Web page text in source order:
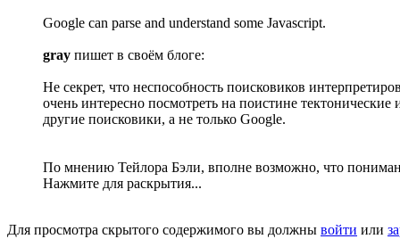
Google can parse and understand some Javascript.
gray пишет в своём блоге:
Не секрет, что неспособность поисковиков
очень интересно посмотреть на поистине
другие поисковики, а не только Google.
По мнению Тейлора Бэли, вполне возможно, что
Нажмите для раскрытия...
Для просмотра скрытого содержимого вы должны войти или